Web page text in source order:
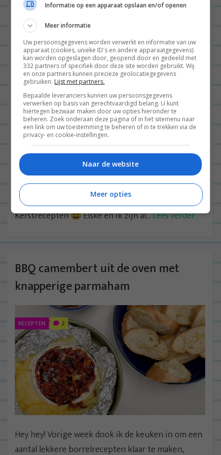
KERST: Bietencarpaccio met burrata
en pistache-pesto (voorgerecht)
ALGEMEEN 0
Hey you! Jaaa, Sinterklaas is het land weer uit en dat
betekent dat het hoog tijd is voor de
Kerstrecepten 😀 Elske en ik zijn al...Lees verder
BBQ camembert uit de oven met
knapperige parmaham
RECEPTEN 2
Hey hey! Vorige week dook ik de keuken in om een
aantal lekkere borrelrecepten klaar te maken,
Informatie op een apparaat opslaan en/of openen
Meer informatie
Uw persoonsgegevens worden verwerkt en informatie van uw
apparaat (cookies, unieke ID's en andere apparaatgegevens)
kan worden opgeslagen door, geopend door en gedeeld met
332 partners of specifiek door deze site worden gebruikt. Wij
en onze partners kunnen precieze geolocatiegegevens
gebruiken. Lijst met partners.
Bepaalde leveranciers kunnen uw persoonsgegevens
verwerken op basis van gerechtvaardigd belang. U kunt
hiertegen bezwaar maken door uw opties hieronder te
beheren. Zoek onderaan deze pagina of in het sitemenu naar
een link om uw toestemming te beheren of in te trekken via de
privacy- en cookie-instellingen.
Naar de website
Meer opties